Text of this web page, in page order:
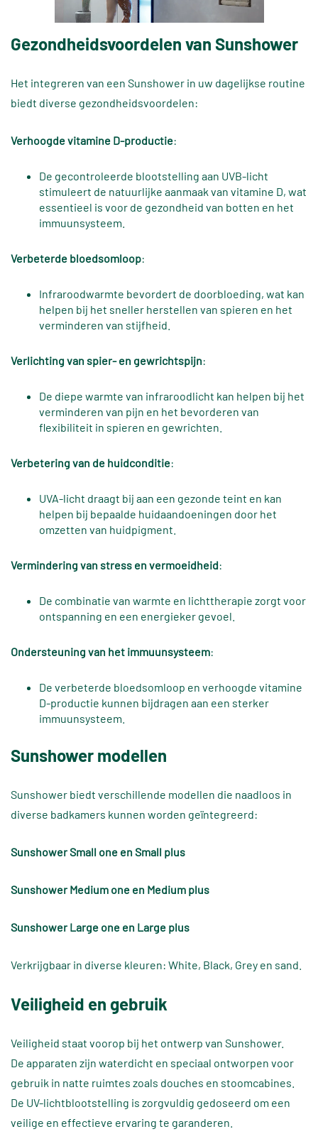
Gezondheidsvoordelen van Sunshower
Het integreren van een Sunshower in uw dagelijkse routine
biedt diverse gezondheidsvoordelen:
Verhoogde vitamine D-productie:
De gecontroleerde blootstelling aan UVB-licht
stimuleert de natuurlijke aanmaak van vitamine D, wat
essentieel is voor de gezondheid van botten en het
immuunsysteem.
Verbeterde bloedsomloop:
Infraroodwarmte bevordert de doorbloeding, wat kan
helpen bij het sneller herstellen van spieren en het
verminderen van stijfheid.
Verlichting van spier- en gewrichtspijn:
De diepe warmte van infraroodlicht kan helpen bij het
verminderen van pijn en het bevorderen van
flexibiliteit in spieren en gewrichten.
Verbetering van de huidconditie:
UVA-licht draagt bij aan een gezonde teint en kan
helpen bij bepaalde huidaandoeningen door het
omzetten van huidpigment.
Vermindering van stress en vermoeidheid:
De combinatie van warmte en lichttherapie zorgt voor
ontspanning en een energieker gevoel.
Ondersteuning van het immuunsysteem:
De verbeterde bloedsomloop en verhoogde vitamine
D-productie kunnen bijdragen aan een sterker
immuunsysteem.
Sunshower modellen
Sunshower biedt verschillende modellen die naadloos in
diverse badkamers kunnen worden geïntegreerd:
Sunshower Small one en Small plus
Sunshower Medium one en Medium plus
Sunshower Large one en Large plus
Verkrijgbaar in diverse kleuren: White, Black, Grey en sand.
Veiligheid en gebruik
Veiligheid staat voorop bij het ontwerp van Sunshower.
De apparaten zijn waterdicht en speciaal ontworpen voor
gebruik in natte ruimtes zoals douches en stoomcabines.
De UV-lichtblootstelling is zorgvuldig gedoseerd om een
veilige en effectieve ervaring te garanderen.